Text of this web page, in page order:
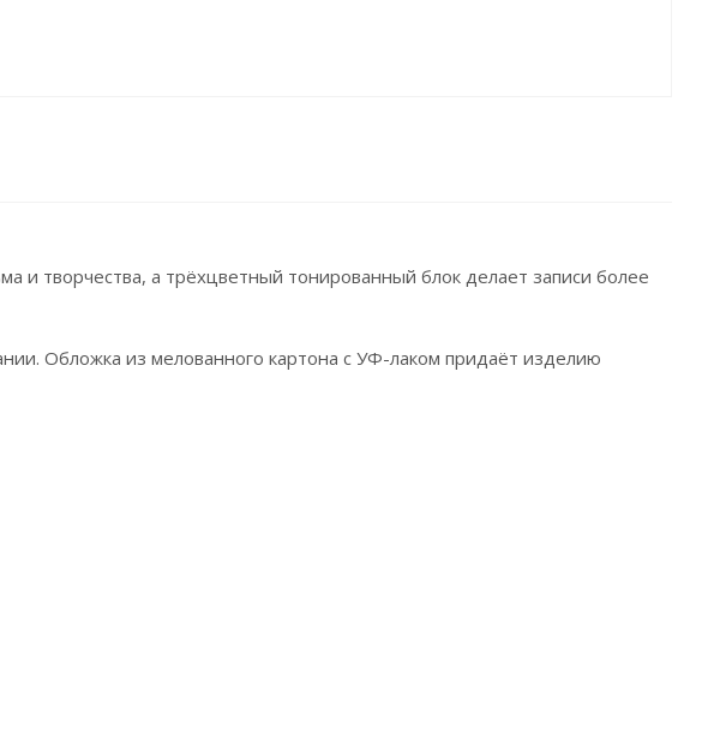
и творчества, а трёхцветный тонированный блок делает записи более
Обложка из мелованного картона с УФ-лаком придаёт изделию